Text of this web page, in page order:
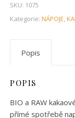
SKU: 1075
Kategorie: NÁPOJE,
Popis
POPIS
BIO a RAW
přímé spotřebě